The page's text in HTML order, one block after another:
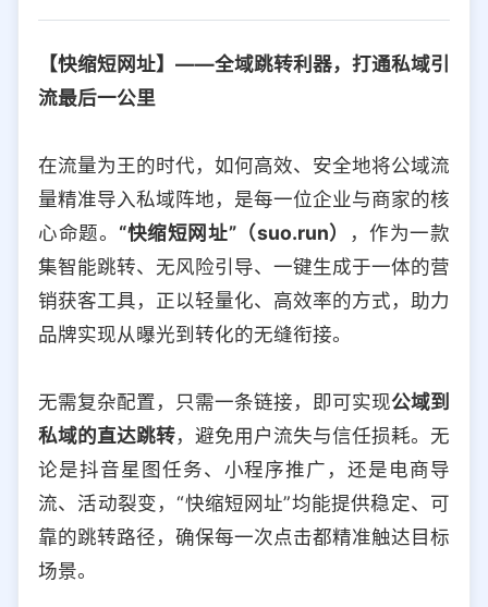
选择防红平台类型，避免链接被拦截
iOS Android
【快缩短网址】——全域跳转利器，打通私域引
流最后一公里
在流量为王的时代，如何高效、安全地将公域流
量精准导入私域阵地，是每一位企业与商家的核
心命题。 “快缩短网址”（suo.run）
，作为一款
集智能跳转、无风险引导、一键生成于一体的营
销获客工具，正以轻量化、高效率的方式，助力
品牌实现从曝光到转化的无缝衔接。
无需复杂配置，只需一条链接，即可实现公域到
私域的直达跳转，避免用户流失与信任损耗。无
论是抖音星图任务、小程序推广，还是电商导
流、活动裂变，“快缩短网址”均能提供稳定、可
靠的跳转路径，确保每一次点击都精准触达目标
场景。